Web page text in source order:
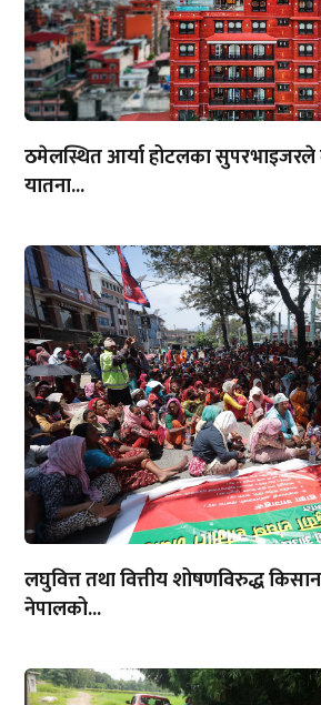
ठमेलस्थित आर्या होटलका सुपरभाइजरले
यातना...
लघुवित्त तथा वित्तीय शोषणविरुद्ध
नेपालको...